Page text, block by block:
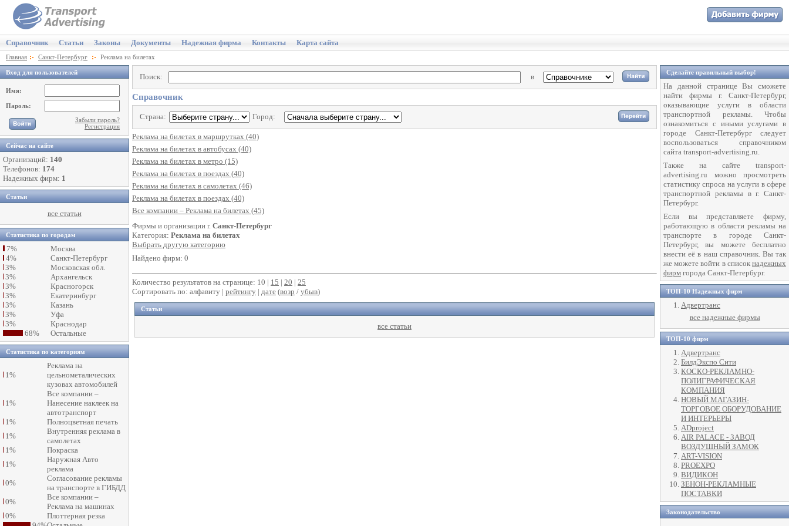
Справочник Статьи Законы Документы Надежная фирма Контакты Карта сайта
Главная Санкт-Петербург Реклама на билетах
Вход для пользователей
Имя:
Пароль:
Забыли пароль?
Регистрация
Сейчас на сайте
Организаций: 140
Телефонов: 174
Надежных фирм: 1
Статьи
все статьи
Статистика по городам
7%
Москва
4%
Санкт-Петербург
3%
Московская обл.
3%
Архангельск
3%
Красногорск
3%
Екатеринбург
3%
Казань
3%
Уфа
3%
Краснодар
68%
Остальные
Статистика по категориям
1%
Реклама на
цельнометалических
кузовах автомобилей
1%
Все компании –
Нанесение наклеек на
автотранспорт
1%
Полноцветная печать
1%
Внутренняя реклама в
самолетах
1%
Покраска
1%
Наружная Авто
реклама
0%
Согласование рекламы
на транспорте в ГИБДД
0%
Все компании –
Реклама на машинах
0%
Плоттерная резка
Поиск: в
Справочник
Страна: Город:
Реклама на билетах в маршрутках (40)
Реклама на билетах в автобусах (40)
Реклама на билетах в метро (15)
Реклама на билетах в поездах (40)
Реклама на билетах в самолетах (46)
Реклама на билетах в поездах (40)
Все компании – Реклама на билетах (45)
Фирмы и организации г. Санкт-Петербург
Категория: Реклама на билетах
Выбрать другую категорию
Найдено фирм: 0
Количество результатов на странице: 10 | 15 | 20 | 25
Сортировать по: алфавиту | рейтингу | дате (возр / убыв)
Статьи
все статьи
Сделайте правильный выбор!
На данной странице Вы сможете
найти фирмы г. Санкт-Петербург,
оказывающие услуги в области
транспортной рекламы. Чтобы
ознакомиться с иными услугами в
городе Санкт-Петербург следует
воспользоваться справочником
сайта transport-advertising.ru.
Также на сайте transport-
advertising.ru можно просмотреть
статистику спроса на услуги в сфере
транспортной рекламы в г. Санкт-
Петербург.
Если вы представляете фирму,
работающую в области рекламы на
транспорте в городе Санкт-
Петербург, вы можете бесплатно
внести её в наш справочник. Вы так
же можете войти в список надежных
фирм города Санкт-Петербург.
ТОП-10 Надежных фирм
Адвертранс
все надежные фирмы
ТОП-10 фирм
Адвертранс
БилдЭкспо Сити
КОСКО-РЕКЛАМНО-
ПОЛИГРАФИЧЕСКАЯ
КОМПАНИЯ
НОВЫЙ МАГАЗИН-
ТОРГОВОЕ ОБОРУДОВАНИЕ
И ИНТЕРЬЕРЫ
ADproject
AIR PALACE - ЗАВОД
ВОЗДУШНЫЙ ЗАМОК
ART-VISION
PROEXPO
ВИДИКОН
ЗЕНОН-РЕКЛАМНЫЕ
ПОСТАВКИ
Законодательство